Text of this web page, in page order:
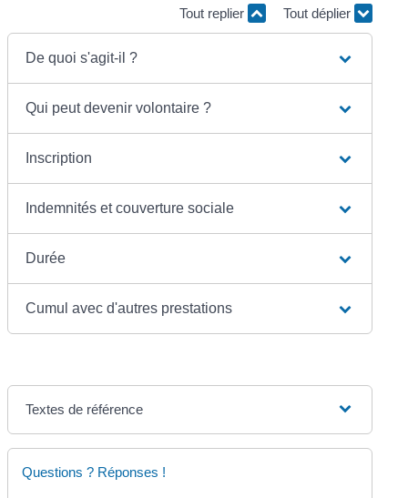
Tout replier Tout déplier
De quoi s'agit-il ?
Qui peut devenir volontaire ?
Inscription
Indemnités et couverture sociale
Durée
Cumul avec d'autres prestations
Textes de référence
Questions ? Réponses !